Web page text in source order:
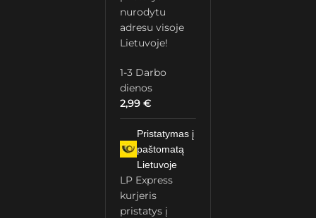
nurodytu
adresu visoje
Lietuvoje!
1-3 Darbo
dienos
2,99€
Pristatymas į
paštomatą
Lietuvoje
LP Express
kurjeris
pristatys į